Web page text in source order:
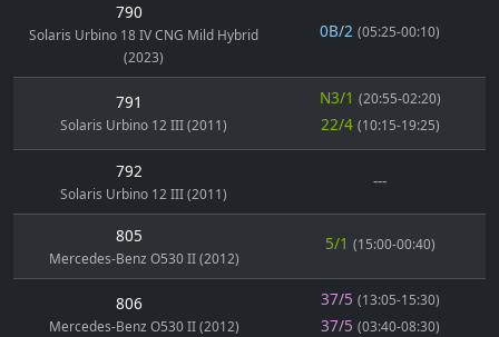
790
Solaris Urbino 18 IV CNG Mild Hybrid
(2023)
0B/2 (05:25-00:10)
791
Solaris Urbino 12 III (2011)
N3/1 (20:55-02:20)
22/4 (10:15-19:25)
792
Solaris Urbino 12 III (2011)
---
805
Mercedes-Benz O530 II (2012)
5/1 (15:00-00:40)
806
Mercedes-Benz O530 II (2012)
37/5 (13:05-15:30)
37/5 (03:40-08:30)